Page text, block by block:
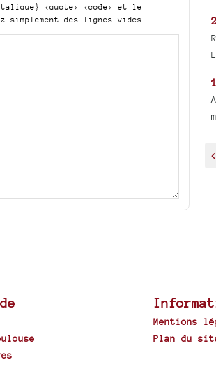
<quote> <code>
et le
simplement des lignes vides.
<
Mentions
Plan du